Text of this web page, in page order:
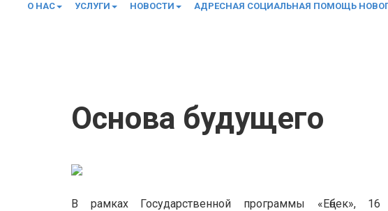
О НАС УСЛУГИ НОВОСТИ АДРЕСНАЯ СОЦИАЛЬНАЯ ПОМОЩЬ
Основа будущего
В рамках Государственной программы «Еңбек»,